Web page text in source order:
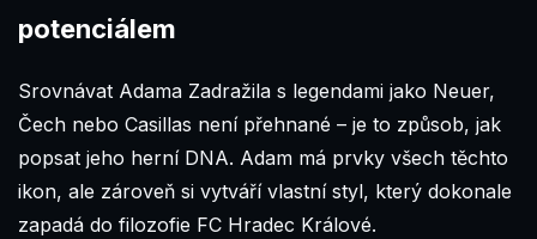
potenciálem
Srovnávat Adama Zadražila s legendami jako Neuer,
Čech nebo Casillas není přehnané – je to způsob, jak
popsat jeho herní DNA. Adam má prvky všech těchto
ikon, ale zároveň si vytváří vlastní styl, který dokonale
zapadá do filozofie FC Hradec Králové.